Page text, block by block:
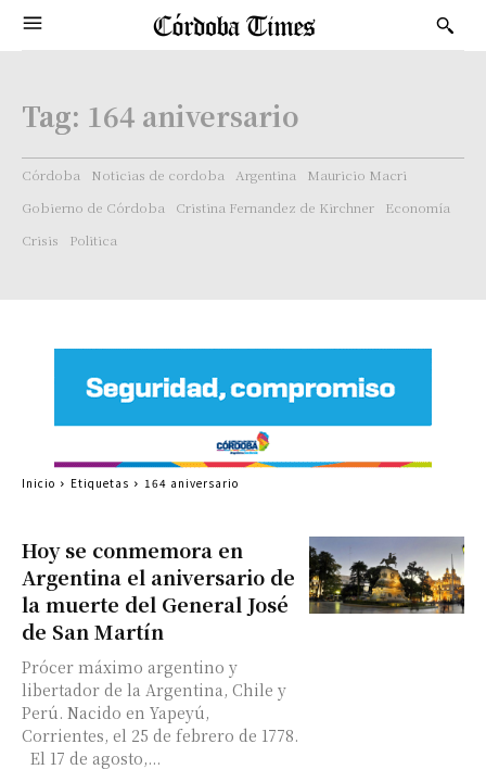
Tag: 164 aniversario
Córdoba Noticias de cordoba Argentina
Mauricio Macri
Gobierno de Córdoba
Cristina Fernandez de Kirchner
Economía
Crisis
Politica
Hoy se conmemora en
Argentina el aniversario de
la muerte del General José
de San Martín
Prócer máximo argentino y
libertador de la Argentina, Chile y
Perú. Nacido en Yapeyú,
Corrientes, el 25 de febrero de 1778.
El 17 de agosto,...
Inicio Etiquetas 164 aniversario